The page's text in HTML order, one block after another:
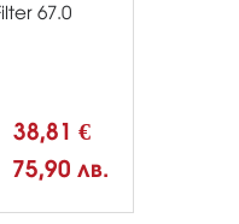
67.0
38,81 €
75,90 лв.